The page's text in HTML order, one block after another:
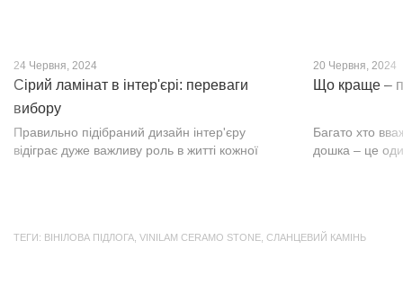
24 Червня, 2024
Сірий ламінат в інтер'єрі: переваги
вибору
Правильно підібраний дизайн інтер'єру
відіграє дуже важливу роль в житті кожної
20 Червня, 2024
Що краще –
Багато хто
дошка – це
ТЕГИ: ВІНІЛОВА ПІДЛОГА VINILAM CERAMO STONE СЛАНЦЕВИЙ КАМІНЬ